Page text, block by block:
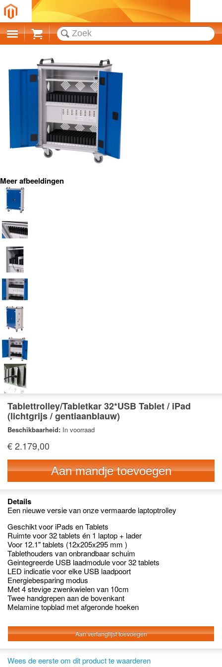
Cart
Meer afbeeldingen
Tablettrolley/Tabletkar 32*USB Tablet / iPad
(lichtgrijs / gentiaanblauw)
Beschikbaarheid: In voorraad
€ 2.179,00
Aan mandje toevoegen
Details
Een nieuwe versie van onze vermaarde laptoptrolley
Geschikt voor iPads en Tablets
Ruimte voor 32 tablets én 1 laptop + lader
Voor 12.1" tablets (12x205x295 mm )
Tablethouders van onbrandbaar schuim
Geintegreerde USB laadmodule voor 32 tablets
LED indicatie voor elke USB laadpoort
Energiebesparing modus
Met 4 stevige zwenkwielen van 10cm
Twee handgrepen aan de bovenkant
Melamine topblad met afgeronde hoeken
Aan verlanglijst toevoegen
Wees de eerste om dit product te waarderen